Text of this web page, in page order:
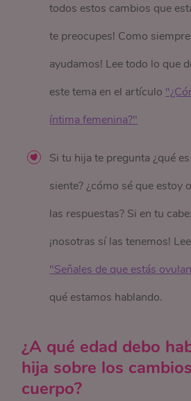
todos estos cambios que
te preocupes! Como
ayudamos! Lee todo lo que
este tema en el artículo
íntima femenina?"
Si tu hija te pregunta ¿qué
siente? ¿cómo sé que estoy
las respuestas? Si en tu
¡nosotras sí las tenemos!
"Señales de que estás
qué estamos hablando.
¿A qué edad debo
hija sobre los
cuerpo?